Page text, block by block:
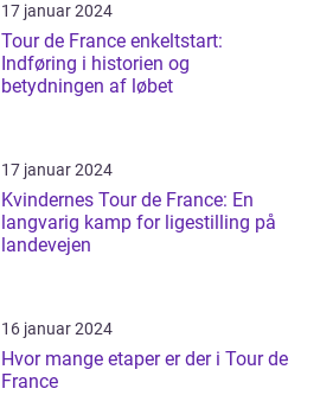
17 januar 2024
Tour de France enkeltstart:
Indføring i historien og
betydningen af løbet
17 januar 2024
Kvindernes Tour de France: En
langvarig kamp for ligestilling på
landevejen
16 januar 2024
Hvor mange etaper er der i Tour de
France